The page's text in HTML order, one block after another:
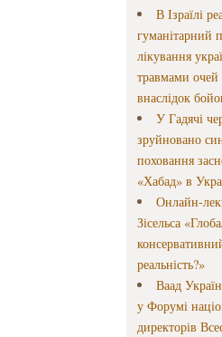
В Ізраїлі
гуманітарний
лікування
травмами очей
внаслідок
У Гадячі
зруйновано
поховання
«Хабад» в
Онлайн-
Зісельса
реальність?»
Ваад
у Форумі
директорів